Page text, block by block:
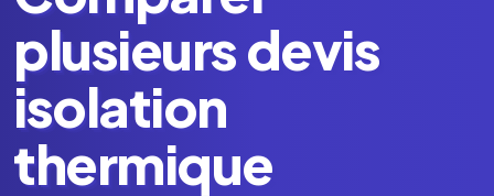
plusieurs devis
isolation
thermique